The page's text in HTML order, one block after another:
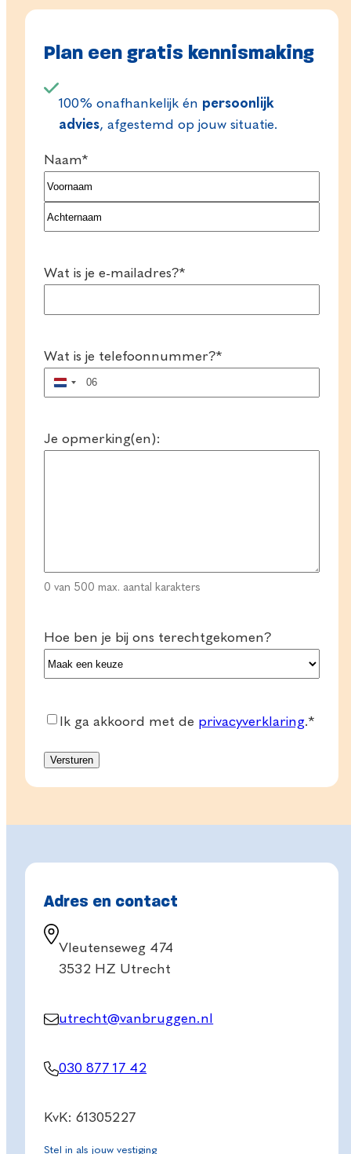
je kansen op de Utrechtse woningmarkt.
Plan een gratis kennismaking
100% onafhankelijk én persoonlijk
advies, afgestemd op jouw situatie.
Naam*
Voornaam
Wat is je e-mailadres?*
Wat is je telefoonnummer?*
Nederland
+31
Je opmerking(en):
0 van 500 max. aantal karakters
Hoe ben je bij ons terechtgekomen?
Consent*
Ik ga akkoord met de privacyverklaring.*
Adres en contact
Vleutenseweg 474
3532 HZ Utrecht
utrecht@vanbruggen.nl
030 877 17 42
KvK: 61305227
Stel in als jouw vestiging